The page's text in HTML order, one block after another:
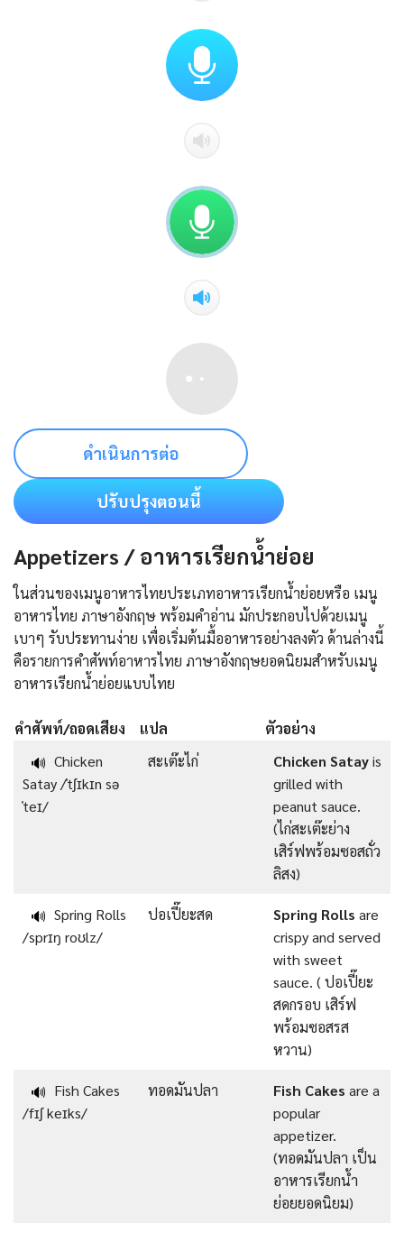
ดำเนินการต่อ
ปรับปรุงตอนนี้
Appetizers / อาหารเรียกน้ำย่อย
ในส่วนของเมนูอาหารไทยประเภทอาหารเรียกน้ำย่อยหรือ เมนู
อาหารไทย ภาษาอังกฤษ พร้อมคำอ่าน มักประกอบไปด้วยเมนู
เบาๆ รับประทานง่าย เพื่อเริ่มต้นมื้ออาหารอย่างลงตัว ด้านล่างนี้
คือรายการคําศัพท์อาหารไทย ภาษาอังกฤษยอดนิยมสำหรับเมนู
อาหารเรียกน้ำย่อยแบบไทย
คำศัพท์/ถอดเสียง แปล
ตัวอย่าง
🔊 Chicken
Satay /ˈtʃɪkɪn sə
ˈteɪ/
สะเต๊ะไก่ Chicken Satayis
grilled with
peanut sauce.
(ไก่สะเต๊ะย่าง
เสิร์ฟพร้อมซอสถั่ว
ลิสง)
🔊 Spring Rolls
/sprɪŋ roʊlz/
ปอเปี๊ยะสด Spring Rolls are
crispy and served
with sweet
sauce. ( ปอเปี๊ยะ
สดกรอบ เสิร์ฟ
พร้อมซอสรส
หวาน)
🔊 Fish Cakes
/fɪʃ keɪks/
ทอดมันปลา Fish Cakes are a
popular
appetizer.
(ทอดมันปลา เป็น
อาหารเรียกน้ำ
ย่อยยอดนิยม)